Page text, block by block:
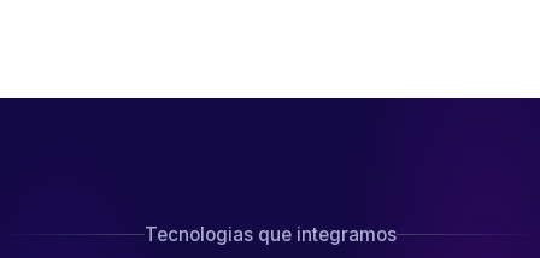
Tecnologias que integramos